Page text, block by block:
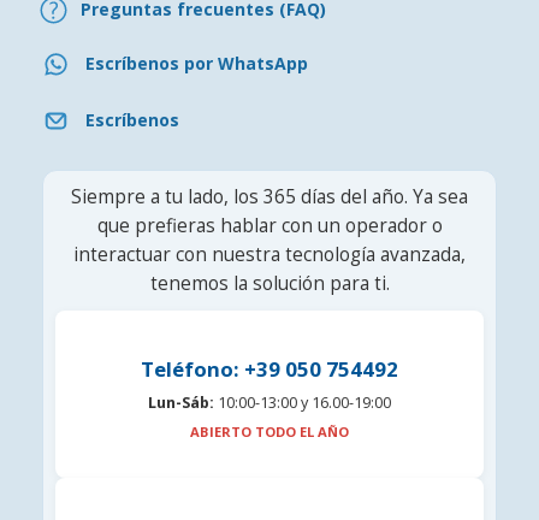
Preguntas frecuentes (FAQ)
Escríbenos por WhatsApp
Escríbenos
Siempre a tu lado, los 365 días del año. Ya sea
que prefieras hablar con un operador o
interactuar con nuestra tecnología avanzada,
tenemos la solución para ti.
Teléfono: +39 050 754492
Lun-Sáb: 10:00-13:00 y 16.00-19:00
ABIERTO TODO EL AÑO